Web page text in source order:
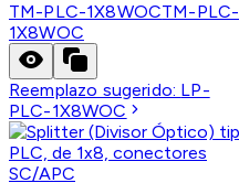
TM-PLC-1X8WOCTM-PLC-
1X8WOC
Reemplazo sugerido: LP-
PLC-1X8WOC